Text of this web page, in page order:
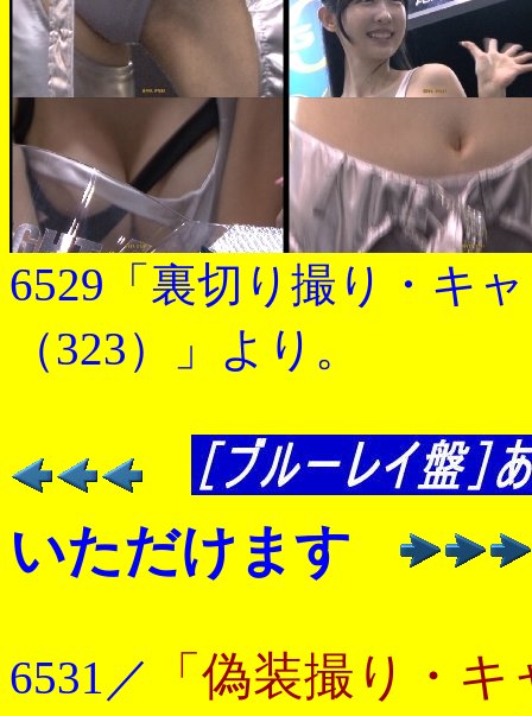
6529「裏切り撮り・キ
（323）」より。
いただけます
6531／
「偽装撮り・